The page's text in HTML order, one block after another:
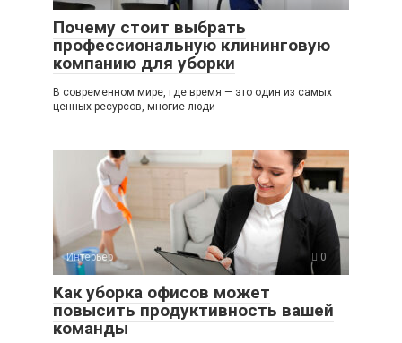
Почему стоит выбрать
профессиональную клининговую
компанию для уборки
В современном мире, где время — это один из самых
ценных ресурсов, многие люди
Интерьер 0
Как уборка офисов может
повысить продуктивность вашей
команды